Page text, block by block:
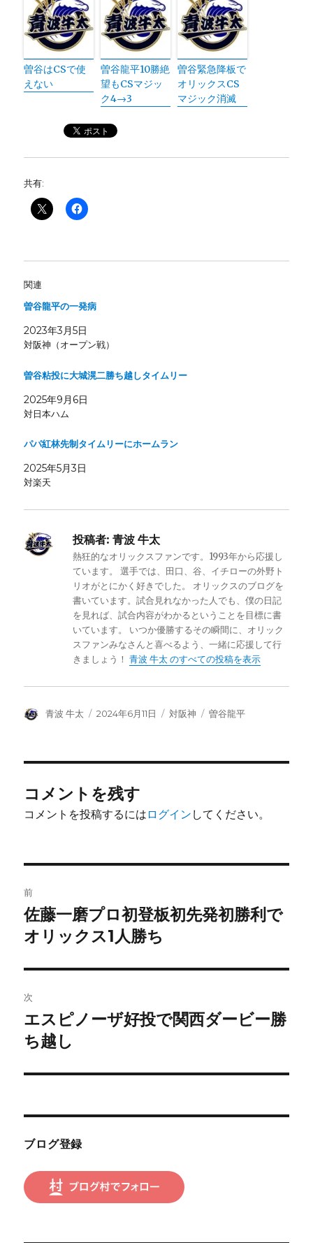
曽谷はCSで使
えない
曽谷龍平10勝絶
望もCSマジッ
ク4→3
曽谷緊急降板で
オリックスCS
マジック消滅
共有:
関連
曽谷龍平の一発病
2023年3月5日
対阪神（オープン戦）
曽谷粘投に大城滉二勝ち越しタイムリー
2025年9月6日
対日本ハム
パパ紅林先制タイムリーにホームラン
2025年5月3日
対楽天
投稿者: 青波 牛太
熱狂的なオリックスファンです。1993年から応援し
ています。 選手では、田口、谷、イチローの外野ト
リオがとにかく好きでした。 オリックスのブログを
書いています。試合見れなかった人でも、僕の日記
を見れば、試合内容がわかるということを目標に書
いています。 いつか優勝するその瞬間に、オリック
スファンみなさんと喜べるよう、一緒に応援して行
きましょう！青波 牛太 のすべての投稿を表示
投
青波 牛太
投
2024年6月11日
カ
対阪神
タ
曽谷龍平
コメントを残す
コメントを投稿するには ログイン してください。
稿
ナ
ビ
ゲ
ー
シ
ン
前
前
の
稿:
佐藤一磨プロ初登板初先発初勝利で
オリックス1人勝ち
次
次
の
稿:
エスピノーザ好投で関西ダービー勝
ち越し
ブログ登録